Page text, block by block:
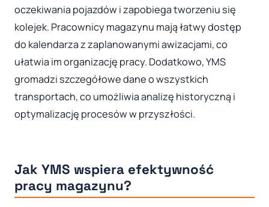
oczekiwania pojazdów i zapobiega tworzeniu się
kolejek. Pracownicy magazynu mają łatwy dostęp
do kalendarza z zaplanowanymi awizacjami, co
ułatwia im organizację pracy. Dodatkowo, YMS
gromadzi szczegółowe dane o wszystkich
transportach, co umożliwia analizę historyczną i
optymalizację procesów w przyszłości.
Jak YMS wspiera efektywność
pracy magazynu?